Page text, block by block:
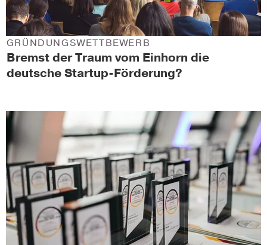
Bremst der Traum vom Einhorn die
deutsche Startup-Förderung?
GRÜNDUNGSWETTBEWERB